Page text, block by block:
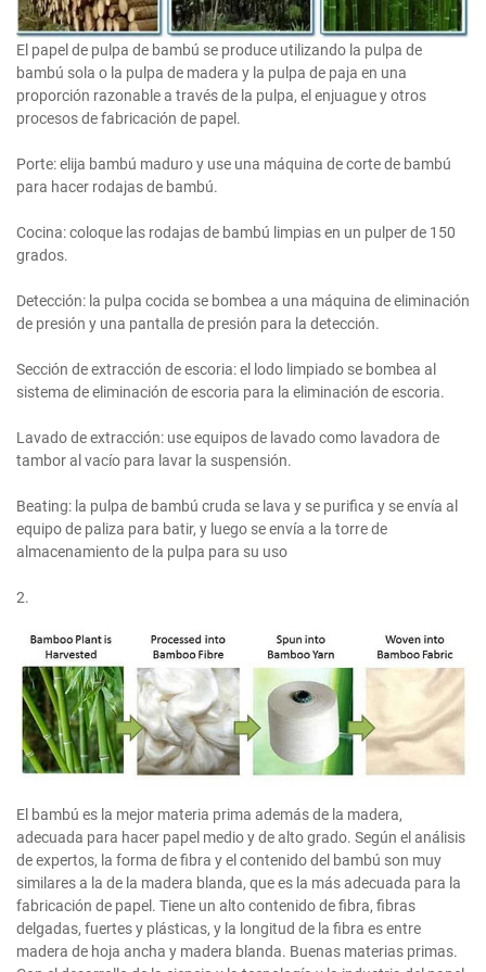
El papel de pulpa de bambú se produce utilizando la pulpa de
bambú sola o la pulpa de madera y la pulpa de paja en una
proporción razonable a través de la pulpa, el enjuague y otros
procesos de fabricación de papel.
Porte: elija bambú maduro y use una máquina de corte de bambú
para hacer rodajas de bambú.
Cocina: coloque las rodajas de bambú limpias en un pulper de 150
grados.
Detección: la pulpa cocida se bombea a una máquina de eliminación
de presión y una pantalla de presión para la detección.
Sección de extracción de escoria: el lodo limpiado se bombea al
sistema de eliminación de escoria para la eliminación de escoria.
Lavado de extracción: use equipos de lavado como lavadora de
tambor al vacío para lavar la suspensión.
Beating: la pulpa de bambú cruda se lava y se purifica y se envía al
equipo de paliza para batir, y luego se envía a la torre de
almacenamiento de la pulpa para su uso
2.
El bambú es la mejor materia prima además de la madera,
adecuada para hacer papel medio y de alto grado. Según el análisis
de expertos, la forma de fibra y el contenido del bambú son muy
similares a la de la madera blanda, que es la más adecuada para la
fabricación de papel. Tiene un alto contenido de fibra, fibras
delgadas, fuertes y plásticas, y la longitud de la fibra es entre
madera de hoja ancha y madera blanda. Buenas materias primas.